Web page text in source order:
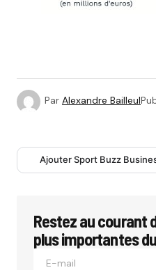
Par Alexandre Bailleul
Ajouter Sport Buzz
Restez au courant
plus importantes